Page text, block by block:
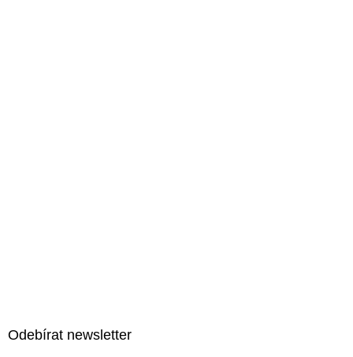
Odebírat newsletter